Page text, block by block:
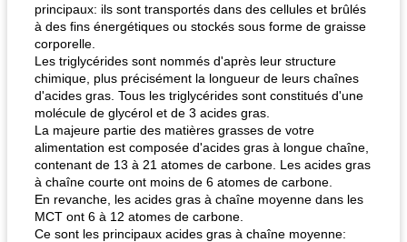
principaux: ils sont transportés dans des cellules et brûlés
à des fins énergétiques ou stockés sous forme de graisse
corporelle.
Les triglycérides sont nommés d'après leur structure
chimique, plus précisément la longueur de leurs chaînes
d'acides gras. Tous les triglycérides sont constitués d'une
molécule de glycérol et de 3 acides gras.
La majeure partie des matières grasses de votre
alimentation est composée d'acides gras à longue chaîne,
contenant de 13 à 21 atomes de carbone. Les acides gras
à chaîne courte ont moins de 6 atomes de carbone.
En revanche, les acides gras à chaîne moyenne dans les
MCT ont 6 à 12 atomes de carbone.
Ce sont les principaux acides gras à chaîne moyenne: